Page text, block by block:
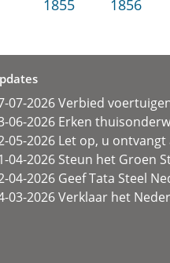
1855
1856
07-2026 Verbied
06-2026 Erken
05-2026 Let op, u
04-2026 Steun het Groen
04-2026 Geef Tata Steel
03-2026 Verklaar het